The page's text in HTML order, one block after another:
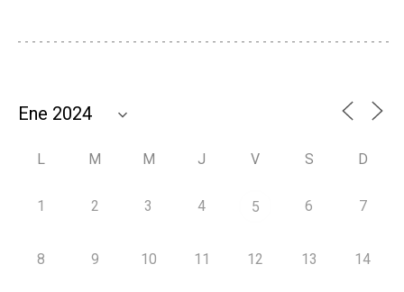
L M M J V S D
1 2 3 4 5 6 7
8 9 10 11 12 13 14